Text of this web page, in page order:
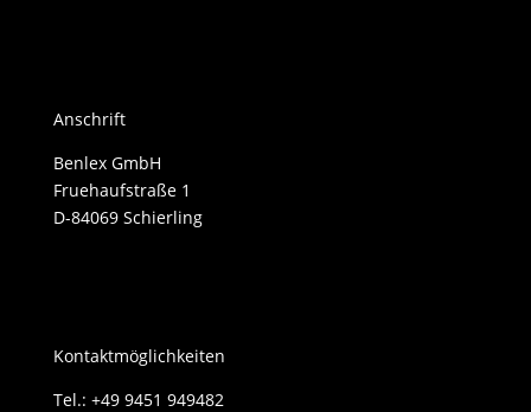
Anschrift
Benlex GmbH
Fruehaufstraße 1
D-84069 Schierling
Kontaktmöglichkeiten
Tel.: +49 9451 949482